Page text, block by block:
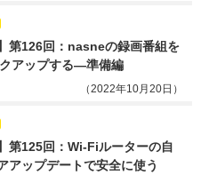
第126回：nasneの録画番組を
アップする―準備編
（2022年10月20日）
第125回：Wi-Fiルーターの自
アップデートで安全に使う